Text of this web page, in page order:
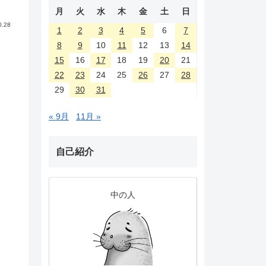
月 火 水 木 金 土
日
1
2 3 4 5 6
7
8
9 10 11 12 13
14
15
16 17 18 19 20
21
22
23 24 25 26 27
28
29
30 31
« 9月 11月 »
自己紹介
中の人